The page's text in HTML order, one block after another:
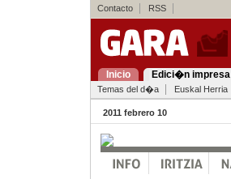
Contacto RSS
Inicio Edici�n impresa
Temas del d�a Euskal Herria
2011 febrero 10